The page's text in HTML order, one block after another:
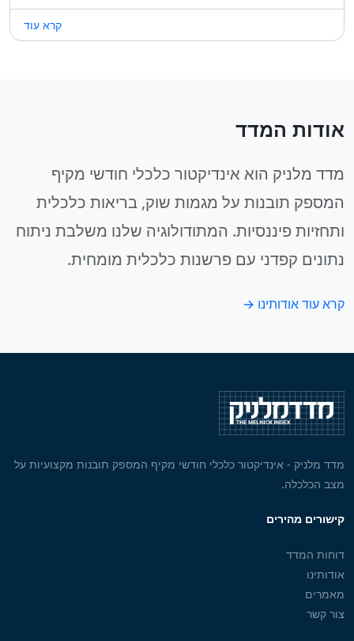
קרא עוד
אודות המדד
מדד מלניק הוא אינדיקטור כלכלי חודשי מקיף
המספק תובנות על מגמות שוק, בריאות כלכלית
ותחזיות פיננסיות. המתודולוגיה שלנו משלבת ניתוח
נתונים קפדני עם פרשנות כלכלית מומחית.
קרא עוד אודותינו →
מדד מלניק - אינדיקטור כלכלי חודשי מקיף המספק תובנות מקצועיות על
מצב הכלכלה.
קישורים מהירים
דוחות המדד
אודותינו
מאמרים
צור קשר